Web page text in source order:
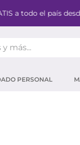
a todo el país
PERSONAL